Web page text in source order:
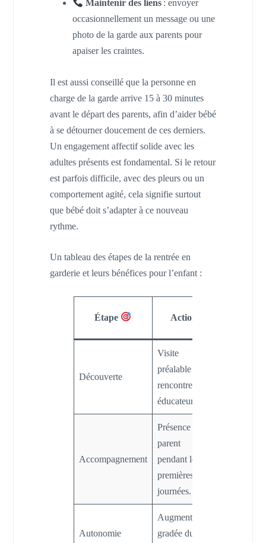
Maintenir des liens : envoyer
occasionnellement un message ou une
photo de la garde aux parents pour
apaiser les craintes.
Il est aussi conseillé que la personne en
charge de la garde arrive 15 à 30 minutes
avant le départ des parents, afin d’aider bébé
à se détourner doucement de ces derniers.
Un engagement affectif solide avec les
adultes présents est fondamental. Si le retour
est parfois difficile, avec des pleurs ou un
comportement agité, cela signifie surtout
que bébé doit s’adapter à ce nouveau
rythme.
Un tableau des étapes de la rentrée en
garderie et leurs bénéfices pour l’enfant :
Étape Action
Découverte
Visite
préalable et
rencontre des
éducateurs.
Accompagnement
Présence du
parent
pendant les
premières
journées.
Autonomie
Augmentation
gradée du